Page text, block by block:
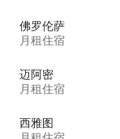
佛罗伦萨
月租住宿
迈阿密
月租住宿
西雅图